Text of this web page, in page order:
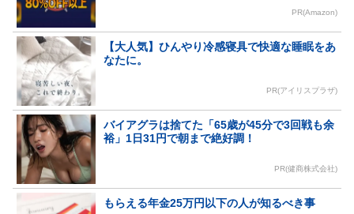
PR(Amazon)
【大人気】ひんやり冷感寝具で快適な睡眠をあ
なたに。
PR(アイリスプラザ)
バイアグラは捨てた「65歳が45分で3回戦も余
裕」1日31円で朝まで絶好調！
PR(健商株式会社)
もらえる年金25万円以下の人が知るべき事